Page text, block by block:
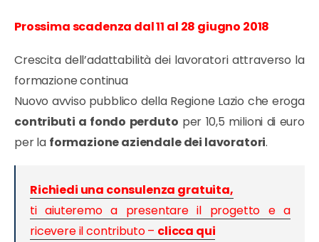
Prossima scadenza dal 11 al 28 giugno 2018
Crescita dell’adattabilità dei lavoratori attraverso la
formazione continua
Nuovo avviso pubblico della Regione Lazio che eroga
contributi a fondo perduto per 10,5 milioni di euro
per la formazione aziendale dei lavoratori.
Richiedi una consulenza gratuita,
ti aiuteremo a presentare il progetto e a
ricevere il contributo – clicca qui